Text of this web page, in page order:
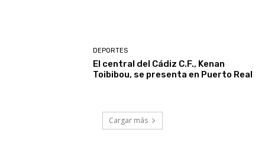
DEPORTES
El central del Cádiz C.F., Kenan
Toibibou, se presenta en Puerto Real
Cargar más